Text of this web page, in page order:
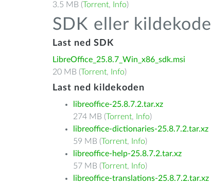
3.5 MB (Torrent, Info)
SDK eller kildekode
Last ned SDK
LibreOffice_25.8.7_Win_x86_sdk.msi
20 MB (Torrent, Info)
Last ned kildekoden
libreoffice-25.8.7.2.tar.xz
274 MB (Torrent, Info)
libreoffice-dictionaries-25.8.7.2.tar.xz
59 MB (Torrent, Info)
libreoffice-help-25.8.7.2.tar.xz
57 MB (Torrent, Info)
libreoffice-translations-25.8.7.2.tar.xz